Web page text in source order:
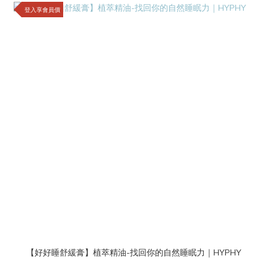
登入享會員價
【好好睡舒緩膏】植萃精油-找回你的自然睡眠力｜HYPHY